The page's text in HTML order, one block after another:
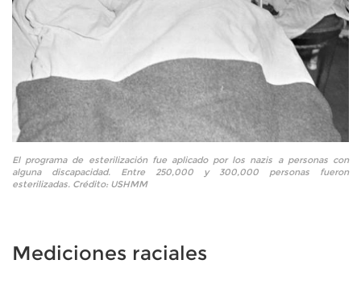
El programa de esterilización fue aplicado por los nazis a personas con
alguna discapacidad. Entre 250,000 y 300,000 personas fueron
esterilizadas. Crédito: USHMM
Mediciones raciales